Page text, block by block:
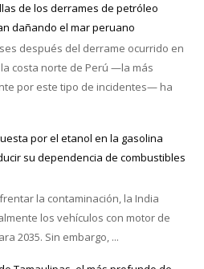
de los derrames de petróleo
dañando el mar peruano
después del derrame ocurrido en
costa norte de Perú —la más
por este tipo de incidentes— ha
por el etanol en la gasolina
su dependencia de combustibles
la contaminación, la India
los vehículos con motor de
2035. Sin embargo, ...